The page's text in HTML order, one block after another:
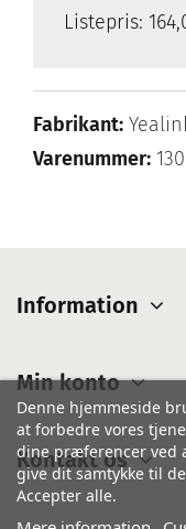
Listepris:
Fabrikant:
Varenummer:
Information
Min konto
Kontakt os
Denne hjemmeside
at forbedre vores
dine præferencer ved
give dit samtykke til
Accepter alle.